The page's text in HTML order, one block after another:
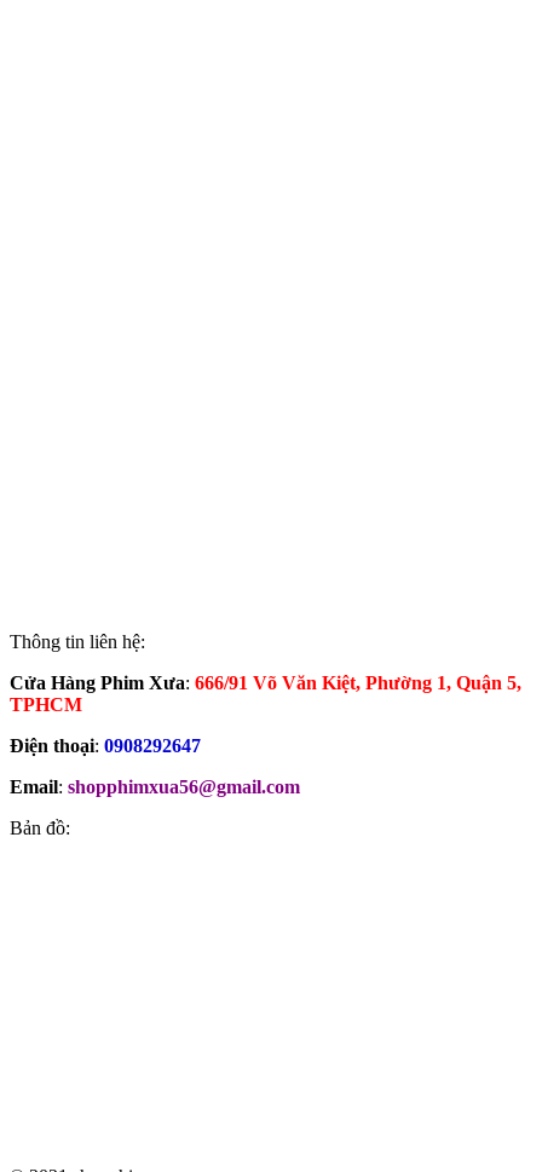
Thông tin liên hệ:
Cửa Hàng Phim Xưa: 666/91 Võ Văn Kiệt, Phường 1, Quận 5,
TPHCM
Điện thoại: 0908292647
Email: shopphimxua56@gmail.com
Bản đồ: